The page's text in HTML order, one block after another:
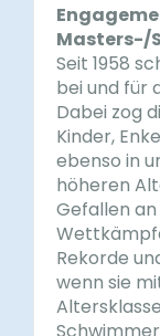
Masters-/
Seit 1958
bei und für
Dabei zog
Kinder,
ebenso in
höheren
Gefallen
Rekorde
wenn sie